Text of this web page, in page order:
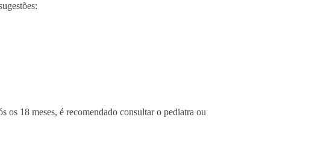
os 18 meses, é recomendado consultar o pediatra ou